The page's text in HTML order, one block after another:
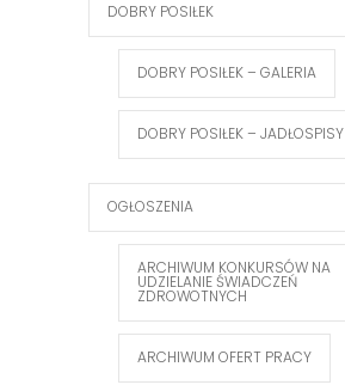
DOBRY POSIŁEK
DOBRY POSIŁEK – GALERIA
DOBRY POSIŁEK – JADŁOSPISY
OGŁOSZENIA
ARCHIWUM KONKURSÓW NA
UDZIELANIE ŚWIADCZEŃ
ZDROWOTNYCH
ARCHIWUM OFERT PRACY